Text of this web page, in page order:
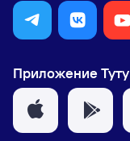
Приложение Туту